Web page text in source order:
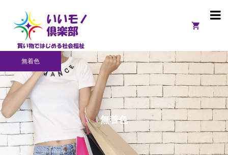

無着色
無着色